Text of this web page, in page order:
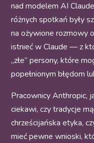
nad modelem AI
różnych spotkań były
na ożywione rozmowy
istnieć w Claude — z
„złe” persony, które
popełnionym błędom
Pracownicy Anthropic,
ciekawi, czy tradycje
chrześcijańska etyka,
mieć pewne wnioski,